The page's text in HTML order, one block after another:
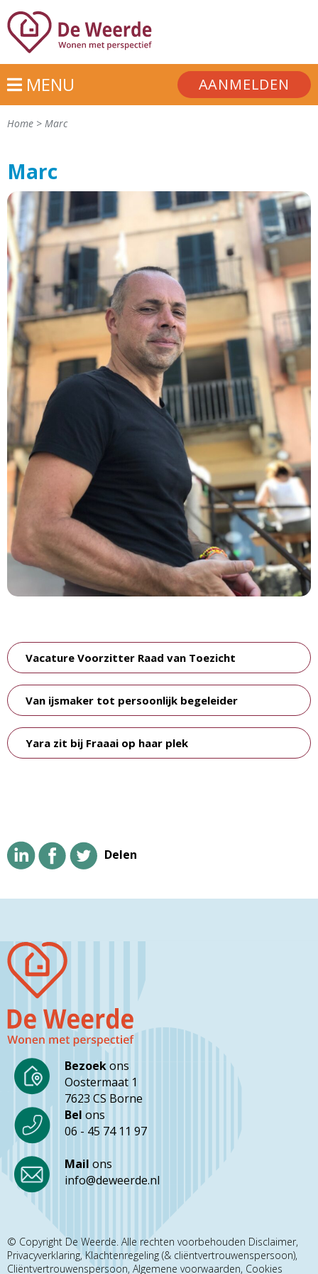
MENU AANMELDEN
Home > Marc
Marc
Vacature Voorzitter Raad van Toezicht
Van ijsmaker tot persoonlijk begeleider
Yara zit bij Fraaai op haar plek
Delen
Bezoekons
Oostermaat 1
7623 CS Borne
Bel ons
06 - 45 74 11 97
Mail ons
info@deweerde.nl
© Copyright De Weerde. Alle rechten voorbehouden Disclaimer
Privacyverklaring Klachtenregeling (& cliëntvertrouwenspersoon)
Cliëntvertrouwenspersoon Algemene voorwaarden Cookies